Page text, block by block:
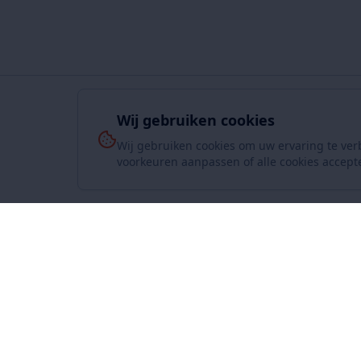
Wij gebruiken cookies
Wij gebruiken cookies om uw ervaring te
voorkeuren aanpassen of alle cookies